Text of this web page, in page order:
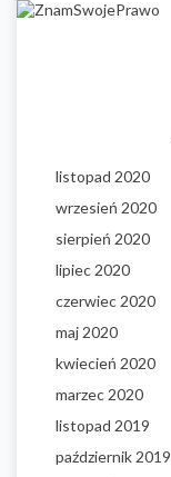
listopad 2020
wrzesień 2020
sierpień 2020
lipiec 2020
czerwiec 2020
maj 2020
kwiecień 2020
marzec 2020
listopad 2019
październik 2019